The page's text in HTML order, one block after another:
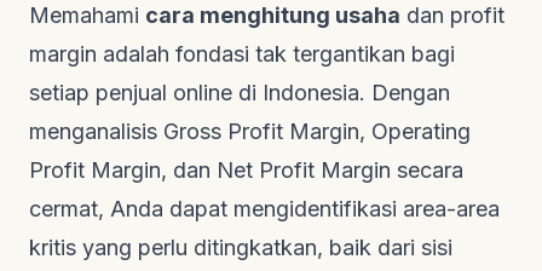
Memahami cara menghitung usaha dan profit
margin adalah fondasi tak tergantikan bagi
setiap penjual online di Indonesia. Dengan
menganalisis Gross Profit Margin, Operating
Profit Margin, dan Net Profit Margin secara
cermat, Anda dapat mengidentifikasi area-area
kritis yang perlu ditingkatkan, baik dari sisi